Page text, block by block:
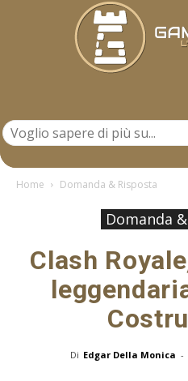
Home Domanda & Risposta
Domanda
Clash
Di Edgar Della Monica -